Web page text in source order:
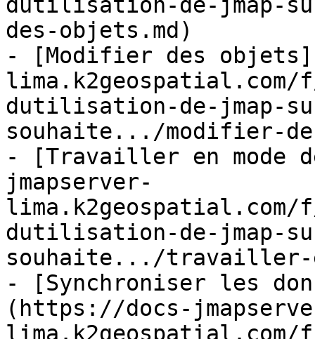
des-objets.md)
- [Modifier des
dutilisation-de-jmap-
souhaite.../modifier-
- [Travailler en mode
jmapserver-
dutilisation-de-jmap-
souhaite.../travailler-
- [Synchroniser les
(https://docs-